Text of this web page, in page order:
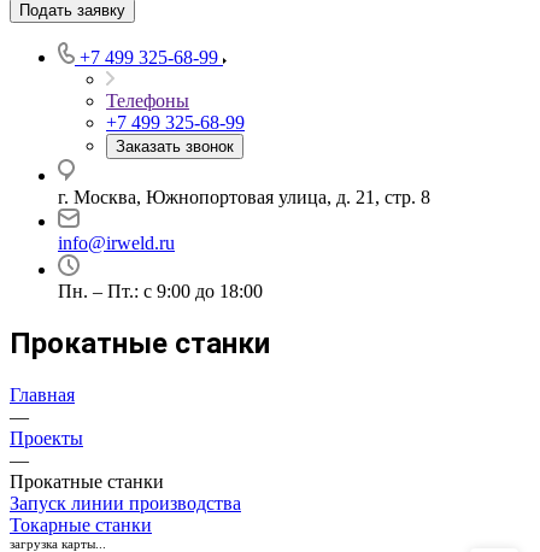
Подать заявку
+7 499 325-68-99
Телефоны
+7 499 325-68-99
Заказать звонок
г. Москва, Южнопортовая улица, д. 21, стр. 8
info@irweld.ru
Пн. – Пт.: с 9:00 до 18:00
Прокатные станки
Главная
—
Проекты
—
Прокатные станки
Запуск линии производства
Токарные станки
загрузка карты...